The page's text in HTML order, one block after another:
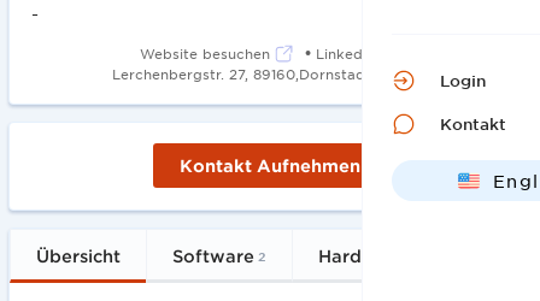
Login
Kontakt
Übersicht Software 2 Hardware
-
Website besuchen • LinkedIn
Lerchenbergstr. 27, 89160,Dornstadt
2015
Kontakt Aufnehmen